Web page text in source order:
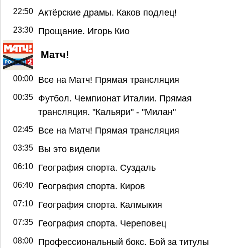
22:50 Актёрские драмы. Каков подлец!
23:30 Прощание. Игорь Кио
Матч!
00:00 Все на Матч! Прямая трансляция
00:35
Футбол. Чемпионат Италии. Прямая
трансляция. "Кальяри" - "Милан"
02:45 Все на Матч! Прямая трансляция
03:35 Вы это видели
06:10 География спорта. Суздаль
06:40 География спорта. Киров
07:10 География спорта. Калмыкия
07:35 География спорта. Череповец
08:00
Профессиональный бокс. Бой за титулы